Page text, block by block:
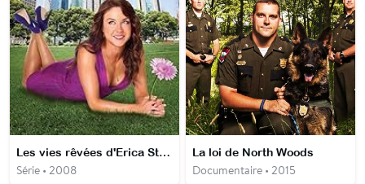
Les vies rêvées d'Erica Strange
Série • 2008
La loi de North Woods
Documentaire • 2015